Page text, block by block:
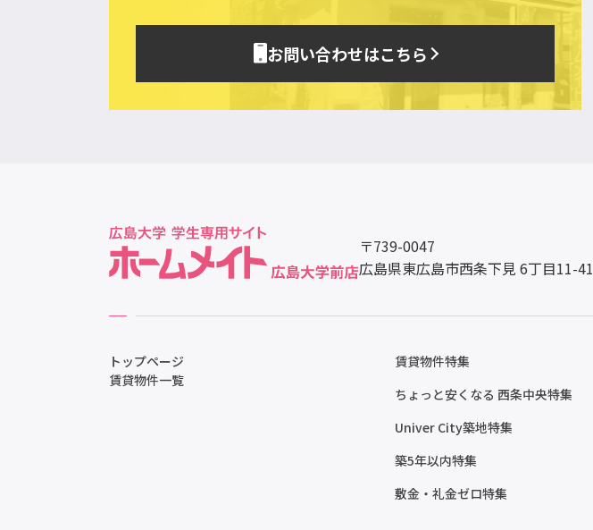
お問い合わせはこちら
〒739-0047
広島県東広島市西条下見 6丁目11-41
トップページ
賃貸物件一覧
賃貸物件特集
ちょっと安くなる 西条中央特集
Univer City築地特集
築5年以内特集
敷金・礼金ゼロ特集